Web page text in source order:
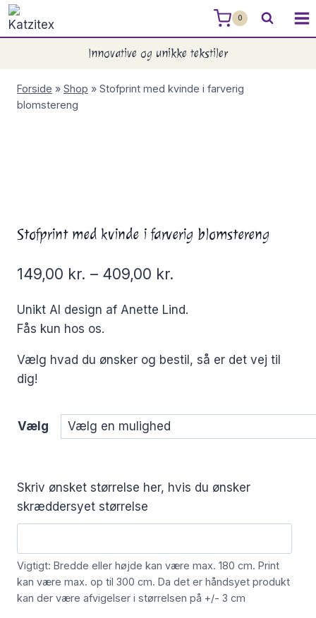
Skip
to
0
Innovative og unikke tekstiler
Forside » Shop » Stofprint med kvinde i farverig
blomstereng
Stofprint med kvinde i farverig blomstereng
149,00 kr. – 409,00 kr.
Unikt AI design af Anette Lind.
Fås kun hos os.
Vælg hvad du ønsker og bestil, så er det vej til
dig!
Vælg
Skriv ønsket størrelse her, hvis du ønsker
skræddersyet størrelse
Vigtigt: Bredde eller højde kan være max. 180 cm. Print
kan være max. op til 300 cm. Da det er håndsyet produkt
kan der være afvigelser i størrelsen på +/- 3 cm